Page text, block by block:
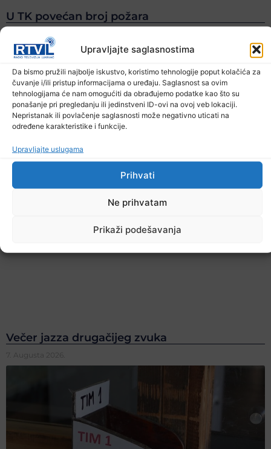
Upravljajte saglasnostima
Da bismo pružili najbolje iskustvo, koristimo tehnologije poput kolačića za
čuvanje i/ili pristup informacijama o uređaju. Saglasnost sa ovim
tehnologijama će nam omogućiti da obrađujemo podatke kao što su
ponašanje pri pregledanju ili jedinstveni ID-ovi na ovoj veb lokaciji.
Nepristanak ili povlačenje saglasnosti može negativno uticati na
određene karakteristike i funkcije.
Upravljajte uslugama
Prihvati
Ne prihvatam
Prikaži podešavanja
U TK povećan broj požara
Večer jazza drugačijeg zvuka
7. Augusta 2026.